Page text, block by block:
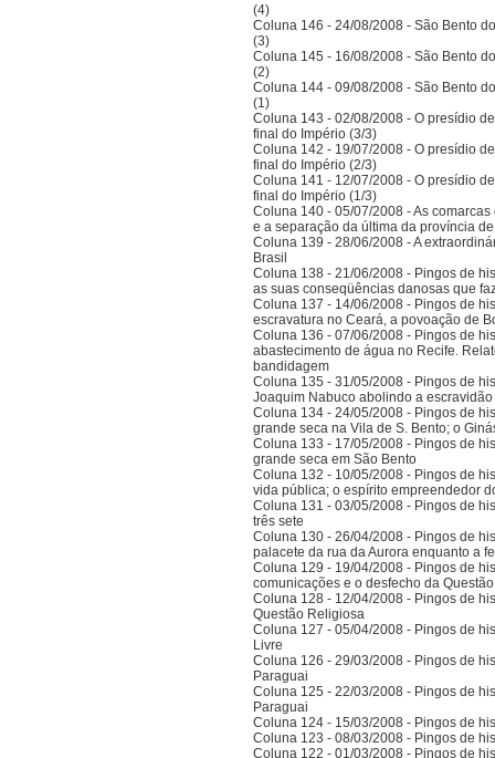
(4)
Coluna 146 - 24/08/2008 - São Bento
(3)
Coluna 145 - 16/08/2008 - São Bento
(2)
Coluna 144 - 09/08/2008 - São Bento
(1)
Coluna 143 - 02/08/2008 - O presídio
final do Império (3/3)
Coluna 142 - 19/07/2008 - O presídio
final do Império (2/3)
Coluna 141 - 12/07/2008 - O presídio
final do Império (1/3)
Coluna 140 - 05/07/2008 - As
e a separação da última da província
Coluna 139 - 28/06/2008 - A
Brasil
Coluna 138 - 21/06/2008 - Pingos de
as suas conseqüências danosas que
Coluna 137 - 14/06/2008 - Pingos de
escravatura no Ceará, a povoação de
Coluna 136 - 07/06/2008 - Pingos de
abastecimento de água no Recife.
bandidagem
Coluna 135 - 31/05/2008 - Pingos de
Joaquim Nabuco abolindo a
Coluna 134 - 24/05/2008 - Pingos de
grande seca na Vila de S. Bento; o
Coluna 133 - 17/05/2008 - Pingos de
grande seca em São Bento
Coluna 132 - 10/05/2008 - Pingos de
vida pública; o espírito empreendedor
Coluna 131 - 03/05/2008 - Pingos de
três sete
Coluna 130 - 26/04/2008 - Pingos de
palacete da rua da Aurora enquanto a
Coluna 129 - 19/04/2008 - Pingos de
comunicações e o desfecho da
Coluna 128 - 12/04/2008 - Pingos de
Questão Religiosa
Coluna 127 - 05/04/2008 - Pingos de
Livre
Coluna 126 - 29/03/2008 - Pingos de
Paraguai
Coluna 125 - 22/03/2008 - Pingos de
Paraguai
Coluna 124 - 15/03/2008 - Pingos de
Coluna 123 - 08/03/2008 - Pingos de
Coluna 122 - 01/03/2008 - Pingos de